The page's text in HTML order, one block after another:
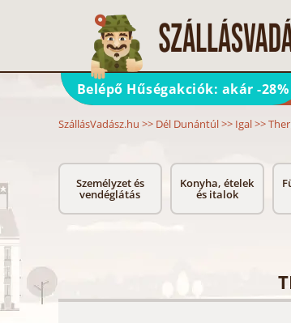
Belépő Hűségakciók: akár -28%
SzállásVadász.hu >> Dél Dunántúl>> Igal>>
Személyzet és
vendéglátás
Konyha, ételek
és italok